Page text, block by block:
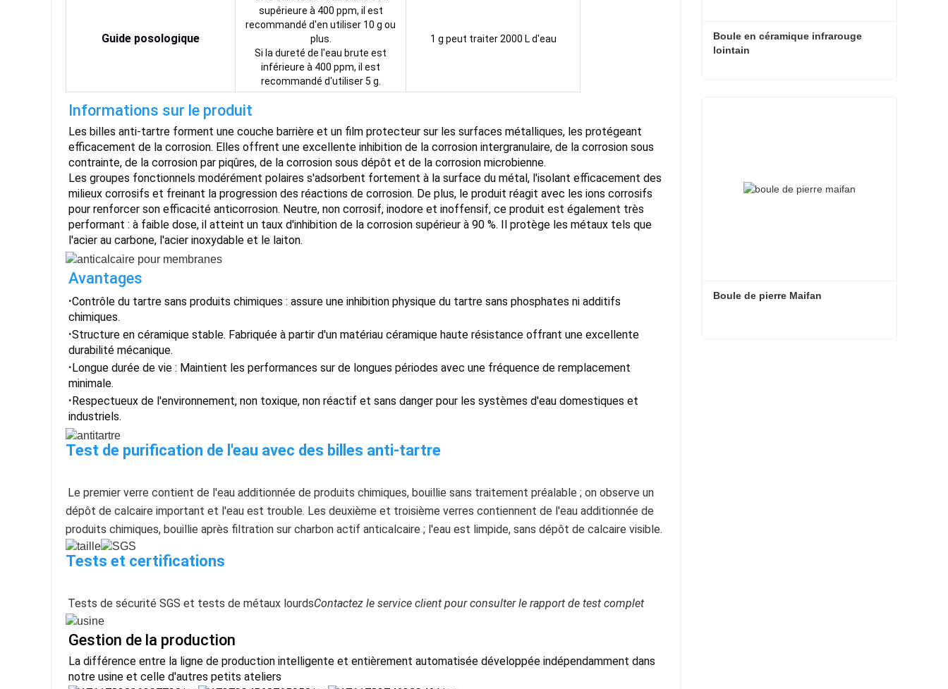
Guide posologique
supérieure à 400 ppm, il est
recommandé d'en utiliser 10 g ou
plus.
Si la dureté de l'eau brute est
inférieure à 400 ppm, il est
recommandé d'utiliser 5 g.
1 g peut traiter 2000 L d'eau
Informations sur le produit
Les billes anti-tartre forment une couche barrière et un film protecteur sur les surfaces métalliques, les protégeant
efficacement de la corrosion. Elles offrent une excellente inhibition de la corrosion intergranulaire, de la corrosion sous
contrainte, de la corrosion par piqûres, de la corrosion sous dépôt et de la corrosion microbienne.
Les groupes fonctionnels modérément polaires s'adsorbent fortement à la surface du métal, l'isolant efficacement des
milieux corrosifs et freinant la progression des réactions de corrosion. De plus, le produit réagit avec les ions corrosifs
pour renforcer son efficacité anticorrosion. Neutre, non corrosif, inodore et inoffensif, ce produit est également très
performant : à faible dose, il atteint un taux d'inhibition de la corrosion supérieur à 90 %. Il protège les métaux tels que
l'acier au carbone, l'acier inoxydable et le laiton.
Avantages
·Contrôle du tartre sans produits chimiques : assure une inhibition physique du tartre sans phosphates ni additifs
chimiques.
·Structure en céramique stable. Fabriquée à partir d'un matériau céramique haute résistance offrant une excellente
durabilité mécanique.
·Longue durée de vie : Maintient les performances sur de longues périodes avec une fréquence de remplacement
minimale.
·Respectueux de l'environnement, non toxique, non réactif et sans danger pour les systèmes d'eau domestiques et
industriels.
Test de purification de l'eau avec des billes anti-tartre
Le premier verre contient de l'eau additionnée de produits chimiques, bouillie sans traitement préalable ; on observe un
dépôt de calcaire important et l'eau est trouble. Les deuxième et troisième verres contiennent de l'eau additionnée de
produits chimiques, bouillie après filtration sur charbon actif anticalcaire ; l'eau est limpide, sans dépôt de calcaire visible.
Tests et certifications
Tests de sécurité SGS et tests de métaux lourdsContactez le service client pour consulter le rapport de test complet
Gestion de la production
La différence entre la ligne de production intelligente et entièrement automatisée développée indépendamment dans
notre usine et celle d'autres petits ateliers
Boule en céramique infrarouge
lointain
Boule de pierre Maifan